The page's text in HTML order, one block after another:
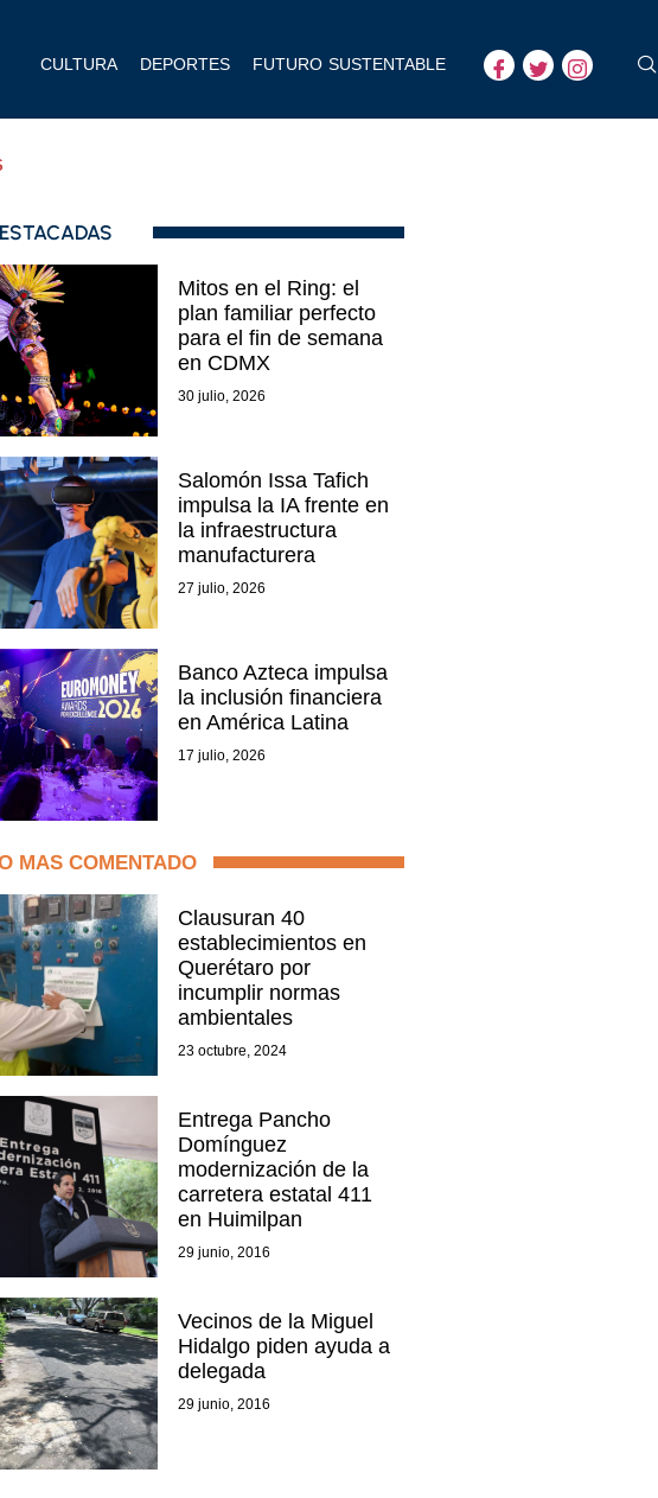
CULTURA DEPORTES FUTURO SUSTENTABLE
Mitos en el Ring: el
plan familiar perfecto
para el fin de semana
en CDMX
30 julio, 2026
Salomón Issa Tafich
impulsa la IA frente en
la infraestructura
manufacturera
27 julio, 2026
Banco Azteca impulsa
la inclusión financiera
en América Latina
17 julio, 2026
MAS COMENTADO
Clausuran 40
establecimientos en
Querétaro por
incumplir normas
ambientales
23 octubre, 2024
Entrega Pancho
Domínguez
modernización de la
carretera estatal 411
en Huimilpan
29 junio, 2016
Vecinos de la Miguel
Hidalgo piden ayuda a
delegada
29 junio, 2016